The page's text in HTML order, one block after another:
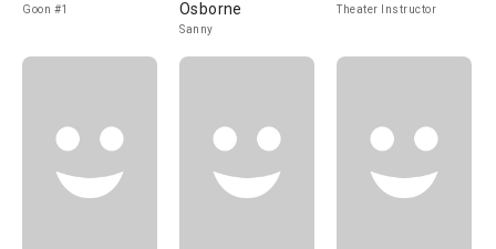
Goon #1
Osborne
Sanny
Theater Instructor